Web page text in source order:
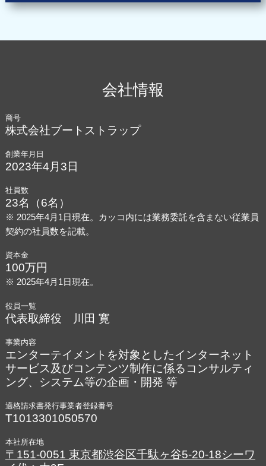
会社情報
商号
株式会社ブートストラップ
創業年月日
2023年4月3日
社員数
23名（6名）
※ 2025年4月1日現在。カッコ内には業務委託を含まない従業員
契約の社員数を記載。
資本金
100万円
※ 2025年4月1日現在。
役員一覧
代表取締役 川田 寛
事業内容
エンターテイメントを対象としたインターネット
サービス及びコンテンツ制作に係るコンサルティ
ング、システム等の企画・開発 等
適格請求書発行事業者登録番号
T1013301050570
本社所在地
〒151-0051 東京都渋谷区千駄ヶ谷5-20-18シーワ